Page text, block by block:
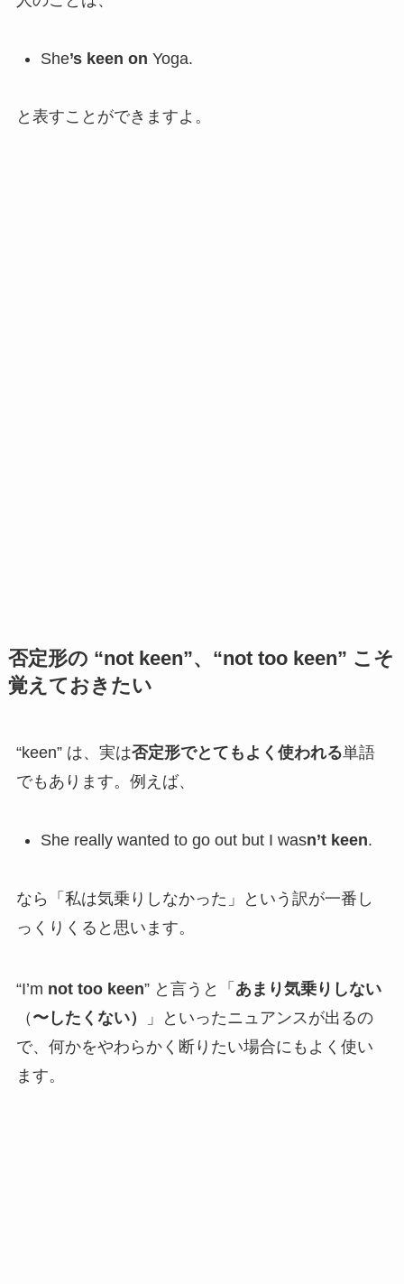
She’s keen on Yoga.
と表すことができますよ。
否定形の “not keen”、“not too keen” こそ
覚えておきたい
“keen” は、実は否定形でとてもよく使われる単語
でもあります。例えば、
She really wanted to go out but I wasn’t keen.
なら「私は気乗りしなかった」という訳が一番し
っくりくると思います。
“I’m not too keen” と言うと「 あまり気乗りしない
（ 〜したくない）
」といったニュアンスが出るの
で、何かをやわらかく断りたい場合にもよく使い
ます。